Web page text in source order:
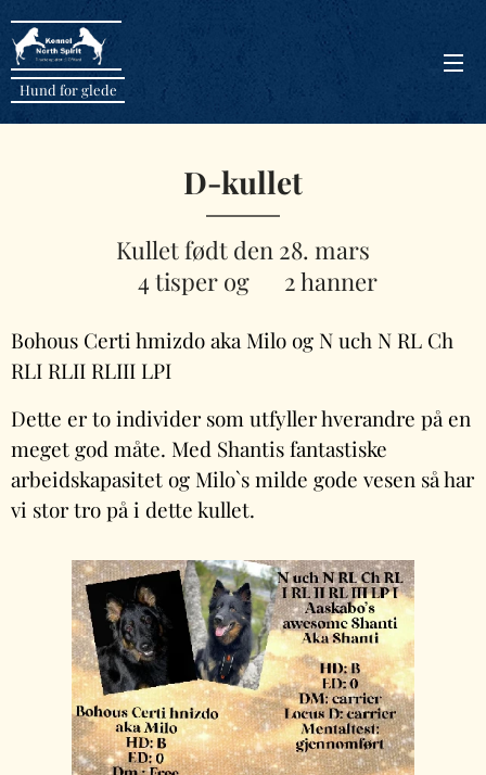
Hund for glede
D-kullet
Kullet født den 28. mars
♀️4 tisper og ♂️2 hanner
Bohous Certi hmizdo aka Milo og N uch N RL Ch
RLI RLII RLIII LPI
Dette er to individer som utfyller hverandre på en
meget god måte. Med Shantis fantastiske
arbeidskapasitet og Milo`s milde gode vesen så har
vi stor tro på i dette kullet.